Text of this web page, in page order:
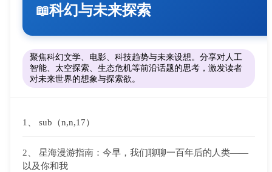
📖科幻与未来探索
聚焦科幻文学、电影、科技趋势与未来设想。分享对人工
智能、太空探索、生态危机等前沿话题的思考，激发读者
对未来世界的想象与探索欲。
1、sub（n,n,17）
2、星海漫游指南：今早，我们聊聊一百年后的人类——
以及你和我